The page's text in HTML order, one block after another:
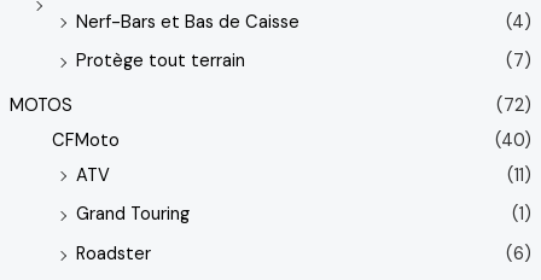
Nerf-Bars et Bas de Caisse
(4)
Protège tout terrain
(7)
MOTOS
(72)
CFMoto
(40)
ATV
(11)
Grand Touring
(1)
Roadster
(6)